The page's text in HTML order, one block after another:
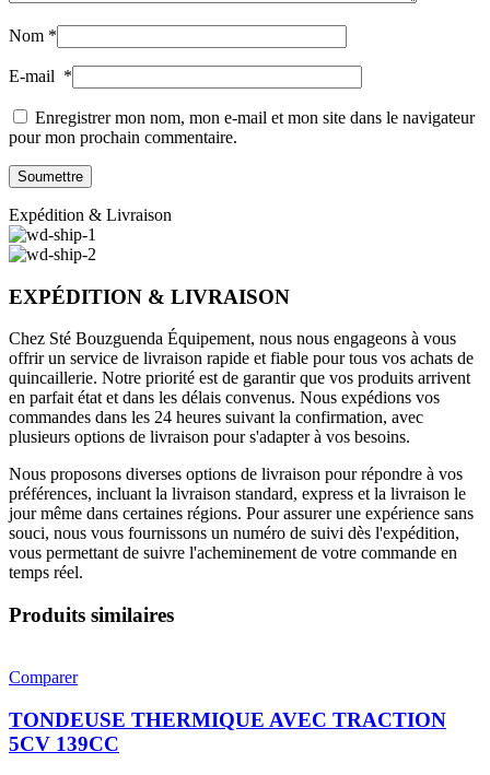
Nom *
E-mail *
Enregistrer mon nom, mon e-mail et mon site dans le navigateur
pour mon prochain commentaire.
Expédition & Livraison
EXPÉDITION & LIVRAISON
Chez Sté Bouzguenda Équipement, nous nous engageons à vous
offrir un service de livraison rapide et fiable pour tous vos achats de
quincaillerie. Notre priorité est de garantir que vos produits arrivent
en parfait état et dans les délais convenus. Nous expédions vos
commandes dans les 24 heures suivant la confirmation, avec
plusieurs options de livraison pour s'adapter à vos besoins.
Nous proposons diverses options de livraison pour répondre à vos
préférences, incluant la livraison standard, express et la livraison le
jour même dans certaines régions. Pour assurer une expérience sans
souci, nous vous fournissons un numéro de suivi dès l'expédition,
vous permettant de suivre l'acheminement de votre commande en
temps réel.
Produits similaires
Comparer
TONDEUSE THERMIQUE AVEC TRACTION
5CV 139CC